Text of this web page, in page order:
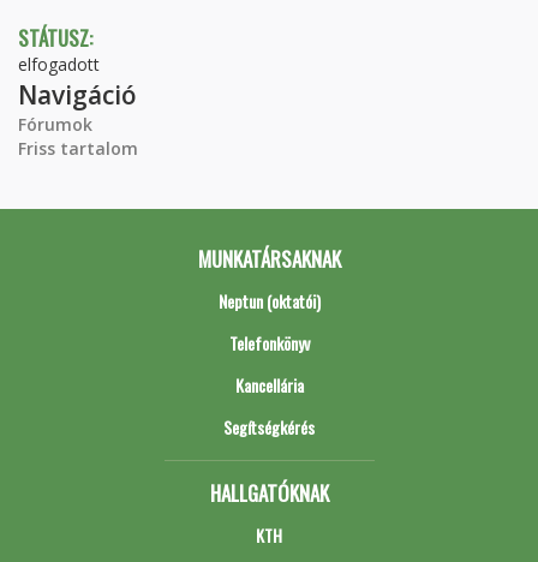
STÁTUSZ:
elfogadott
Navigáció
Fórumok
Friss tartalom
MUNKATÁRSAKNAK
Neptun (oktatói)
Telefonkönyv
Kancellária
Segítségkérés
HALLGATÓKNAK
KTH